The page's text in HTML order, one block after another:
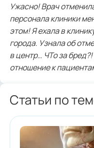
Ужасно! Врач
персонала клиники
этом! Я ехала в
города. Узнала об
в центр… ЧТо за
отношение к
Статьи по